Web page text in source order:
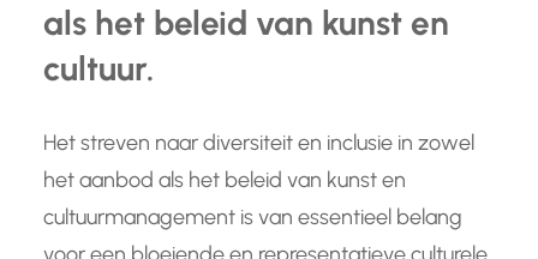
als het beleid van kunst en
cultuur.
Het streven naar diversiteit en inclusie in zowel
het aanbod als het beleid van kunst en
cultuurmanagement is van essentieel belang